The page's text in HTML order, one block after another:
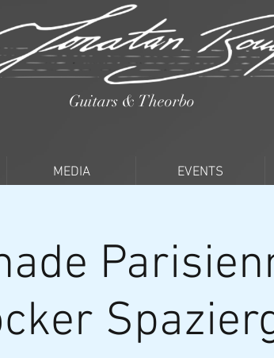
Guitars & Theorbo
MEDIA EVENTS